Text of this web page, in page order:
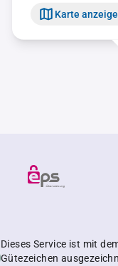
Karte
Dieses Service ist mit
Gütezeichen